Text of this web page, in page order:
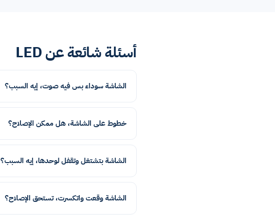
أسئلة شائعة عن LED
الشاشة سوداء بس فيه صوت، إيه السبب؟
خطوط على الشاشة، هل ممكن الإصلاح؟
الشاشة بتشتغل وتقفل لوحدها، إيه السبب؟
الشاشة وقعت واتكسرت، تستحق الإصلاح؟